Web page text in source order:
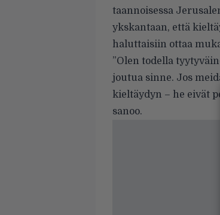
taannoisessa
ykskantaan, että
haluttaisiin ottaa
”Olen todella
joutua sinne. Jos
kieltäydyn – he eivät
sanoo.